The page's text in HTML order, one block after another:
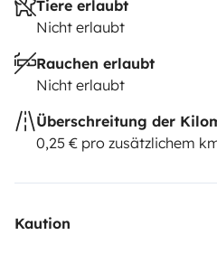
Tiere erlaubt
Nicht erlaubt
Rauchen erlaubt
Nicht erlaubt
Überschreitung der
0,25 € pro zusätzlichem
Kaution